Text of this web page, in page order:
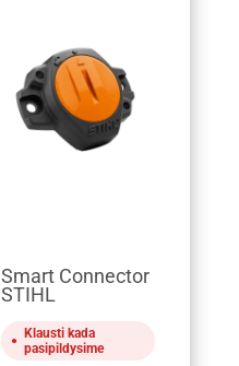
Smart Connector
STIHL
Klausti kada
pasipildysime